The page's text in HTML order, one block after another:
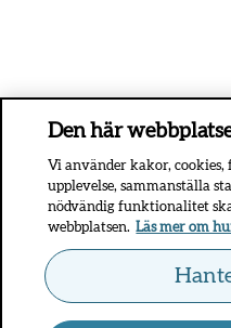
Den här
Vi använder kakor,
upplevelse, sammanställa
nödvändig funktionalitet
webbplatsen. Läs mer om